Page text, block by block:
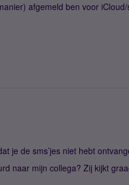
afgemeld ben voor
je de sms’jes niet hebt
naar mijn collega? Zij kijkt